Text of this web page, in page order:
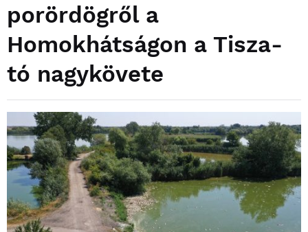
porördögről a
Homokhátságon a Tisza-
tó nagykövete